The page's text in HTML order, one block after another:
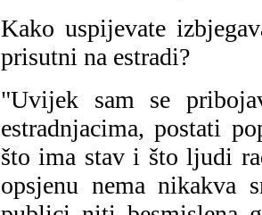
Kako uspijevate
prisutni na estradi?
"Uvijek sam se
estradnjacima, postati
što ima stav i što ljudi
opsjenu nema nikakva